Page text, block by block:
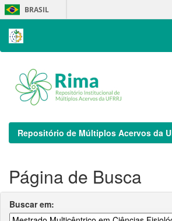
Skip
navigation
BRASIL
Repositório de Múltiplos Acervos da
Página de Busca
Buscar em: